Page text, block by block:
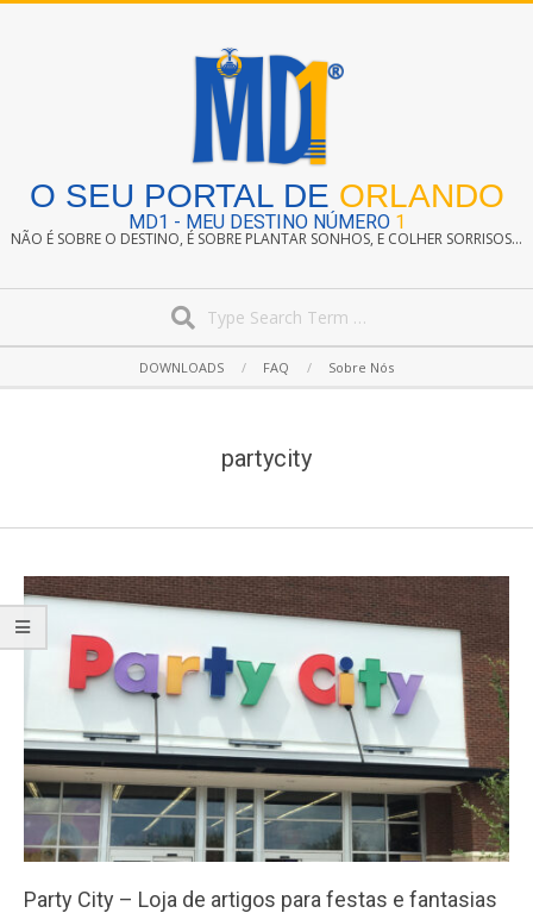
O SEU PORTAL DE ORLANDO
MD1 - MEU DESTINO NÚMERO 1
NÃO É SOBRE O DESTINO, É SOBRE PLANTAR SONHOS, E COLHER SORRISOS...
Navigation
DOWNLOADS FAQ Sobre Nós
partycity
Party City – Loja de artigos para festas e fantasias